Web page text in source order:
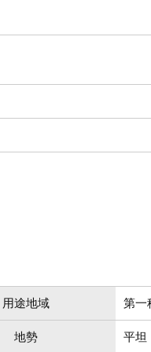
用途地域 第一
地勢 平坦